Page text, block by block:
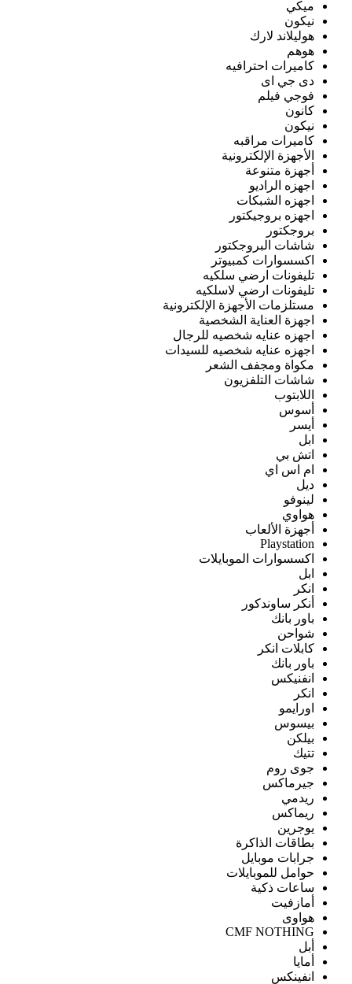
ميكي
نيكون
هوليلاند لارك
هوهم
كاميرات احترافيه
دى جي اى
فوجي فيلم
كانون
نيكون
كاميرات مراقبه
الأجهزة الإلكترونية
أجهزة متنوعة
اجهزه الراديو
اجهزه الشبكات
اجهزه بروجيكتور
بروجكتور
شاشات البروجكتور
اكسسوارات كمبيوتر
تليفونات ارضي سلكيه
تليفونات ارضي لاسلكيه
مستلزمات الأجهزة الإلكترونية
اجهزة العناية الشخصية
اجهزه عنايه شخصيه للرجال
اجهزه عنايه شخصيه للسيدات
مكواة ومجفف الشعر
شاشات التلفزيون
اللابتوب
أسوس
أيسر
ابل
اتش بي
ام اس اي
ديل
لينوفو
هواوي
أجهزة الألعاب
Playstation
اكسسوارات الموبايلات
ابل
انكر
أنكر ساوندكور
باور بانك
شواحن
كابلات انكر
باور بانك
انفنيكس
انكر
اورايمو
بيسوس
بيلكن
تتيك
جوى روم
جيرماكس
ريدمي
ريماكس
يوجرين
بطاقات الذاكرة
جرابات موبايل
حوامل للموبايلات
ساعات ذكية
أمازفيت
هواوى
CMF NOTHING
أبل
أمايا
انفينكس